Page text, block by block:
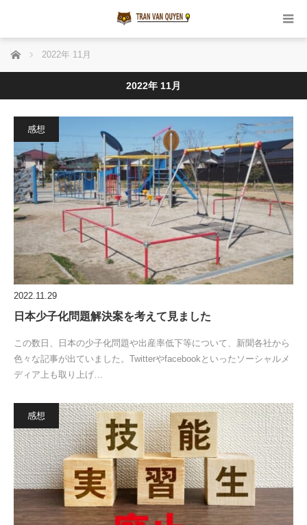
ホーム 2022年 11月
2022年 11月
感想
2022.11.29
日本少子化問題解決案を考えて見ました
この数日、日本の少子化問題や出産率低下等について、新聞各社から
色々な記事が出ていました。Twitterやfacebookといったソーシャルメ
ディア上も取り上げ…
感想